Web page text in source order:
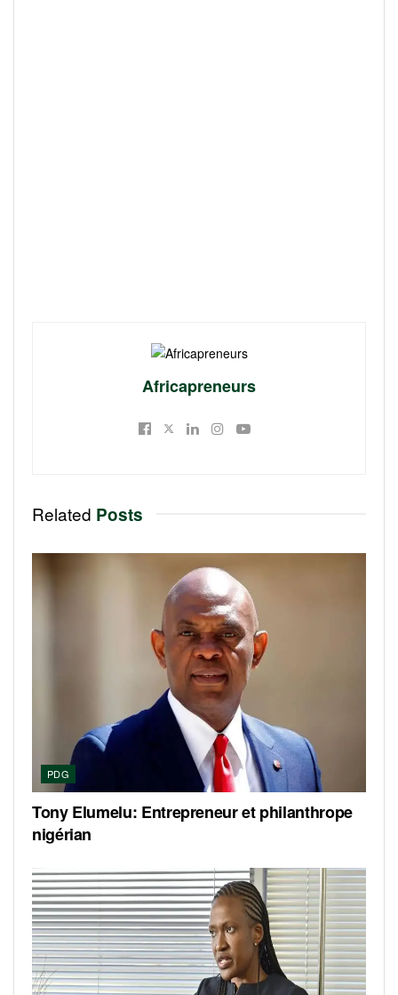
Africapreneurs
Related Posts
PDG
Tony Elumelu: Entrepreneur et philanthrope
nigérian